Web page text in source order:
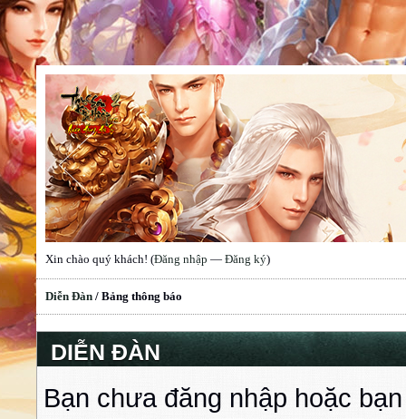
Xin chào quý khách! (Đăng nhập — Đăng ký)
Diễn Đàn / Bảng thông báo
DIỄN ĐÀN
Bạn chưa đăng nhập hoặc